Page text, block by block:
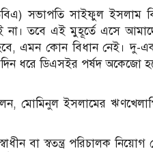
সভাপতি সাইফুল ইসলাম
তবে এই মুহূর্তে এসে
হবে, এমন কোন বিধান নেই।
ধরে ডিএসইর পর্ষদ অকেজো
মোমিনুল ইসলামের
বা স্বতন্ত্র পরিচালক